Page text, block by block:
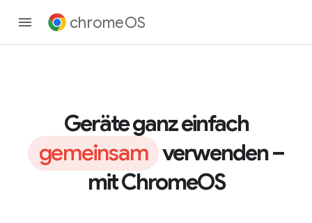
chromeOS
Geräte ganz einfach
gemeinsam verwenden –
mit ChromeOS